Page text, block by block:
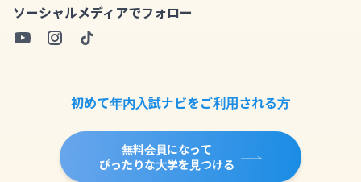
ソーシャルメディアでフォロー
初めて年内入試ナビをご利用される方
無料会員になって
ぴったりな大学を見つける